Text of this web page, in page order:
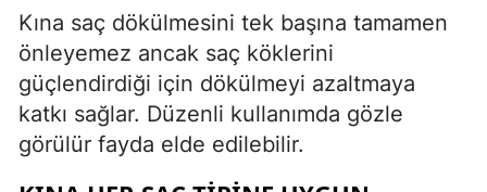
Kına saç dökülmesini tek başına tamamen
önleyemez ancak saç köklerini
güçlendirdiği için dökülmeyi azaltmaya
katkı sağlar. Düzenli kullanımda gözle
görülür fayda elde edilebilir.